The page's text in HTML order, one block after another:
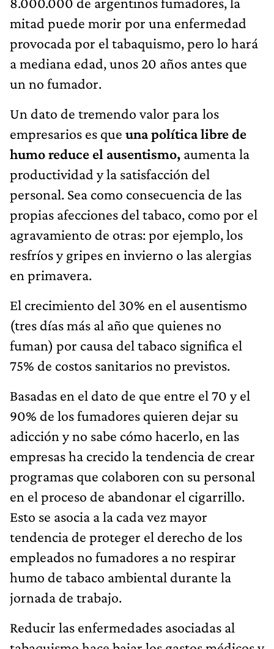
mitad puede morir por una enfermedad
provocada por el tabaquismo, pero lo hará
a mediana edad, unos 20 años antes que
un no fumador.
Un dato de tremendo valor para los
empresarios es que una política libre de
humo reduce el ausentismo, aumenta la
productividad y la satisfacción del
personal. Sea como consecuencia de las
propias afecciones del tabaco, como por el
agravamiento de otras: por ejemplo, los
resfríos y gripes en invierno o las alergias
en primavera.
El crecimiento del 30% en el ausentismo
(tres días más al año que quienes no
fuman) por causa del tabaco significa el
75% de costos sanitarios no previstos.
Basadas en el dato de que entre el 70 y el
90% de los fumadores quieren dejar su
adicción y no sabe cómo hacerlo, en las
empresas ha crecido la tendencia de crear
programas que colaboren con su personal
en el proceso de abandonar el cigarrillo.
Esto se asocia a la cada vez mayor
tendencia de proteger el derecho de los
empleados no fumadores a no respirar
humo de tabaco ambiental durante la
jornada de trabajo.
Reducir las enfermedades asociadas al